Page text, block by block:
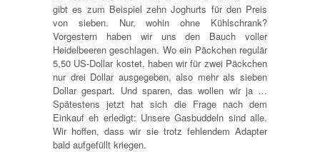
gibt es zum Beispiel zehn Joghurts für den Preis
von sieben. Nur, wohin ohne Kühlschrank?
Vorgestern haben wir uns den Bauch voller
Heidelbeeren geschlagen. Wo ein Päckchen regulär
5,50 US-Dollar kostet, haben wir für zwei Päckchen
nur drei Dollar ausgegeben, also mehr als sieben
Dollar gespart. Und sparen, das wollen wir ja …
Spätestens jetzt hat sich die Frage nach dem
Einkauf eh erledigt: Unsere Gasbuddeln sind alle.
Wir hoffen, dass wir sie trotz fehlendem Adapter
bald aufgefüllt kriegen.